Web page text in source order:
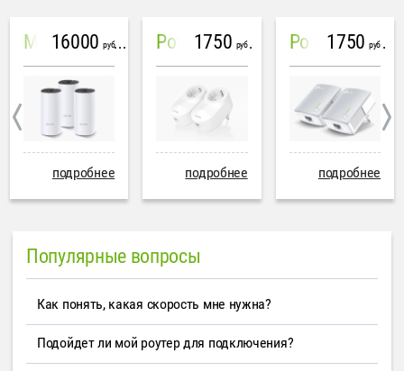
Mesh система TP-Link Deco M4 (3 устройства)
16000 руб
подробнее
PowerLine Tenda PH6
1750 руб
подробнее
PowerLine TP-Link AV600
1750 руб
подробнее
Популярные вопросы
Как понять, какая скорость мне нужна?
Подойдет ли мой роутер для подключения?